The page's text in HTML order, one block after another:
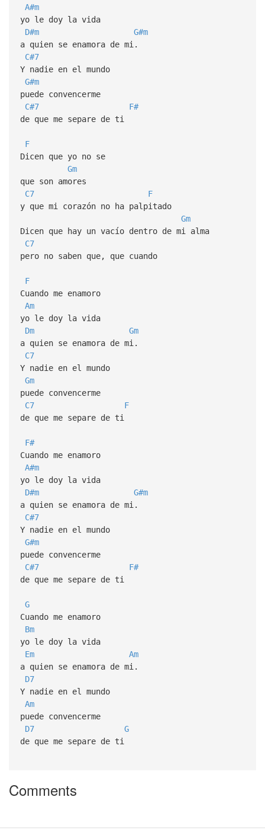
A#m
yo le doy la vida
D#m
G#m
a quien se enamora de mi.
C#7
Y nadie en el mundo
G#m
puede convencerme
C#7
F#
de que me separe de ti
F
Dicen que yo no se
Gm
que son amores
C7
F
y que mi corazón no ha palpitado
Gm
Dicen que hay un vacío dentro de mi alma
C7
pero no saben que, que cuando
F
Cuando me enamoro
Am
yo le doy la vida
Dm
Gm
a quien se enamora de mi.
C7
Y nadie en el mundo
Gm
puede convencerme
C7
F
de que me separe de ti
F#
Cuando me enamoro
A#m
yo le doy la vida
D#m
G#m
a quien se enamora de mi.
C#7
Y nadie en el mundo
G#m
puede convencerme
C#7
F#
de que me separe de ti
G
Cuando me enamoro
Bm
yo le doy la vida
Em
Am
a quien se enamora de mi.
D7
Y nadie en el mundo
Am
puede convencerme
D7
G
de que me separe de ti
Comments